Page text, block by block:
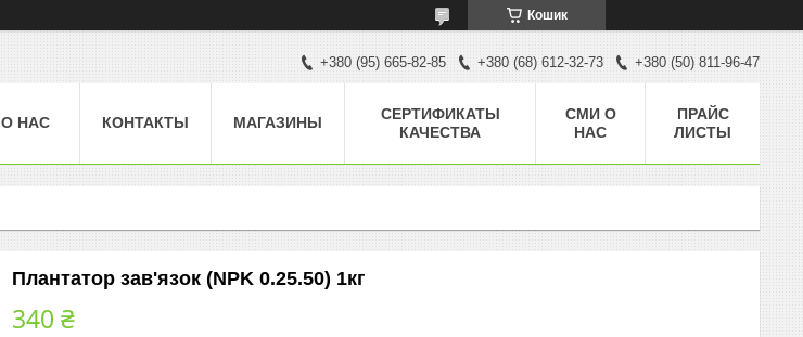
Кошик
+380 (95) 665-82-85 +380 (68) 612-32-73 +380 (50) 811-96-47
О НАС КОНТАКТЫ МАГАЗИНЫ
CЕРТИФИКАТЫ
КАЧЕСТВА
СМИ О
НАС
ПРАЙС
ЛИСТЫ
Плантатор зав'язок (NPK 0.25.50) 1кг
340 ₴